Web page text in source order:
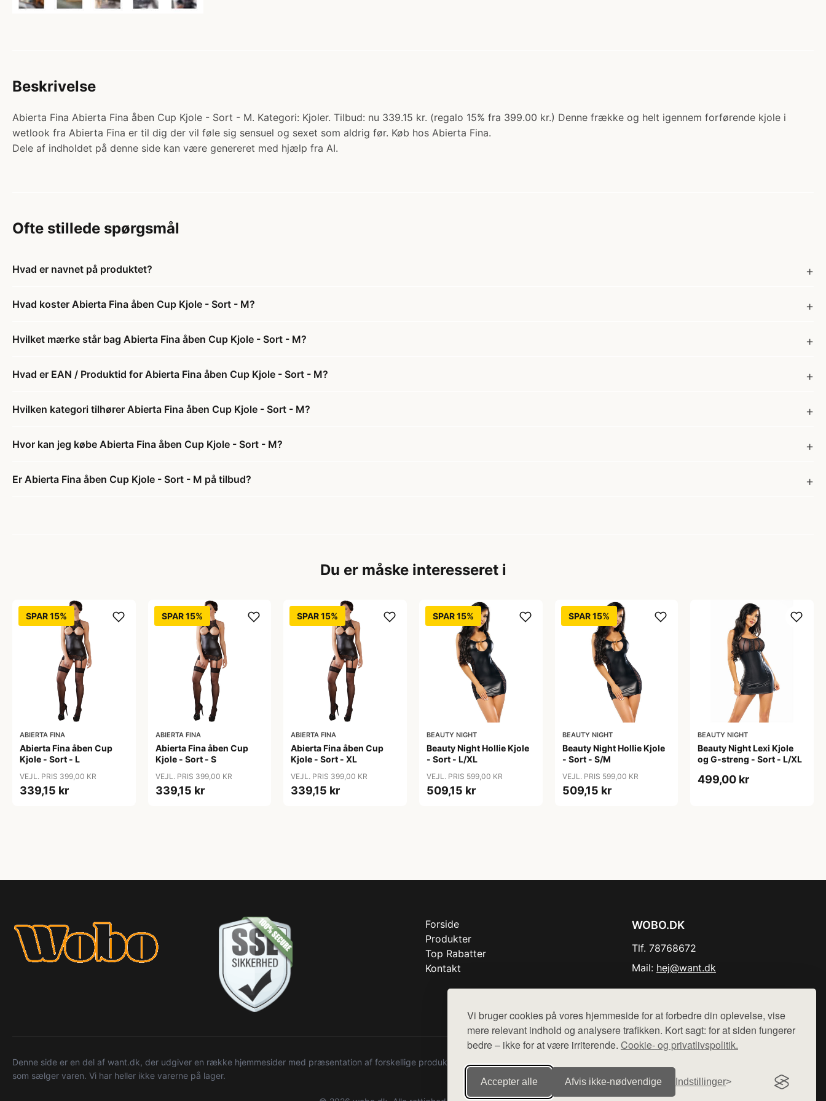
Vi bruger cookies på vores hjemmeside for at forbedre din oplevelse, vise
mere relevant indhold og analysere trafikken. Kort sagt: for at siden fungerer
bedre – ikke for at være irriterende. Cookie- og privatlivspolitik.
Accepter alle Afvis ikke‑nødvendige Indstillinger
Beskrivelse
Abierta Fina Abierta Fina åben Cup Kjole - Sort - M. Kategori: Kjoler. Tilbud: nu 339.15 kr. (regalo 15% fra 399.00 kr.) Denne frække og helt igennem forførende kjole i
wetlook fra Abierta Fina er til dig der vil føle sig sensuel og sexet som aldrig før. Køb hos Abierta Fina.
Dele af indholdet på denne side kan være genereret med hjælp fra AI.
Ofte stillede spørgsmål
Hvad er navnet på produktet?
Hvad koster Abierta Fina åben Cup Kjole - Sort - M?
Hvilket mærke står bag Abierta Fina åben Cup Kjole - Sort - M?
Hvad er EAN / Produktid for Abierta Fina åben Cup Kjole - Sort - M?
Hvilken kategori tilhører Abierta Fina åben Cup Kjole - Sort - M?
Hvor kan jeg købe Abierta Fina åben Cup Kjole - Sort - M?
Er Abierta Fina åben Cup Kjole - Sort - M på tilbud?
Du er måske interesseret i
SPAR 15%
ABIERTA FINA
Abierta Fina åben Cup
Kjole - Sort - L
VEJL. PRIS 399,00 KR
339,15 kr
SPAR 15%
ABIERTA FINA
Abierta Fina åben Cup
Kjole - Sort - S
VEJL. PRIS 399,00 KR
339,15 kr
SPAR 15%
ABIERTA FINA
Abierta Fina åben Cup
Kjole - Sort - XL
VEJL. PRIS 399,00 KR
339,15 kr
SPAR 15%
BEAUTY NIGHT
Beauty Night Hollie Kjole
- Sort - L/XL
VEJL. PRIS 599,00 KR
509,15 kr
SPAR 15%
BEAUTY NIGHT
Beauty Night Hollie Kjole
- Sort - S/M
VEJL. PRIS 599,00 KR
509,15 kr
BEAUTY NIGHT
Beauty Night Lexi Kjole
og G-streng - Sort - L/XL
499,00 kr
Forside
Produkter
Top Rabatter
Kontakt
WOBO.DK
Tlf. 78768672
Mail: hej@want.dk
Denne side er en del af want.dk, der udgiver en række hjemmesider med præsentation af forskellige produkter fra diverse webshops. Der sælges ikke varer fra denne side - vi henviser til de shops,
som sælger varen. Vi har heller ikke varerne på lager.